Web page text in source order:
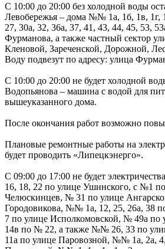
С 10:00 до 20:00 без холодной воды
Левобережья – дома №№ 1а, 1б, 1в, 1г,
27, 30а, 32, 36а, 37, 41, 43, 44, 45, 53,
Фурманова, а также частный сектор
Кленовой, Зареченской, Дорожной,
Воду подвезут по адресу: улица
С 10:00 до 20:00 не будет холодной
Водопьянова – машина с водой для
вышеуказанного дома.
После окончания работ возможно
Плановые ремонтные работы на
будет проводить «Липецкэнерго».
С 09:00 до 17:00 не будет
16, 18, 22 по улице Ушинского, с №1
Челюскинцев, № 31 по улице
Городовикова, №№ 1а, 12, 25, 26а, 38
7 по улице Исполкомовской, № 49а
14в по № 22, а также №№ 26, 33 по
11а по улице Паровозной, №№ 1а, 2а,